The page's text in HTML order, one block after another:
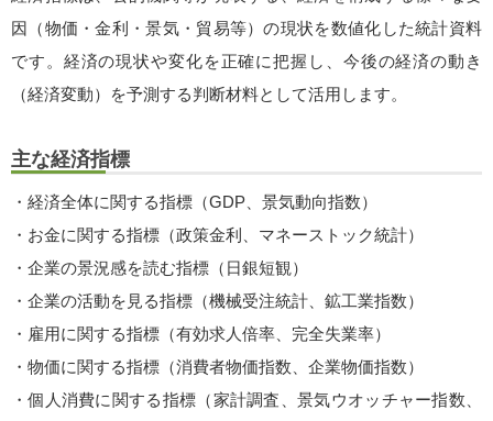
因（物価・金利・景気・貿易等）の現状を数値化した統計資料
です。経済の現状や変化を正確に把握し、今後の経済の動き
（経済変動）を予測する判断材料として活用します。
主な経済指標
・経済全体に関する指標（GDP、景気動向指数）
・お金に関する指標（政策金利、マネーストック統計）
・企業の景況感を読む指標（日銀短観）
・企業の活動を見る指標（機械受注統計、鉱工業指数）
・雇用に関する指標（有効求人倍率、完全失業率）
・物価に関する指標（消費者物価指数、企業物価指数）
・個人消費に関する指標（家計調査、景気ウオッチャー指数、